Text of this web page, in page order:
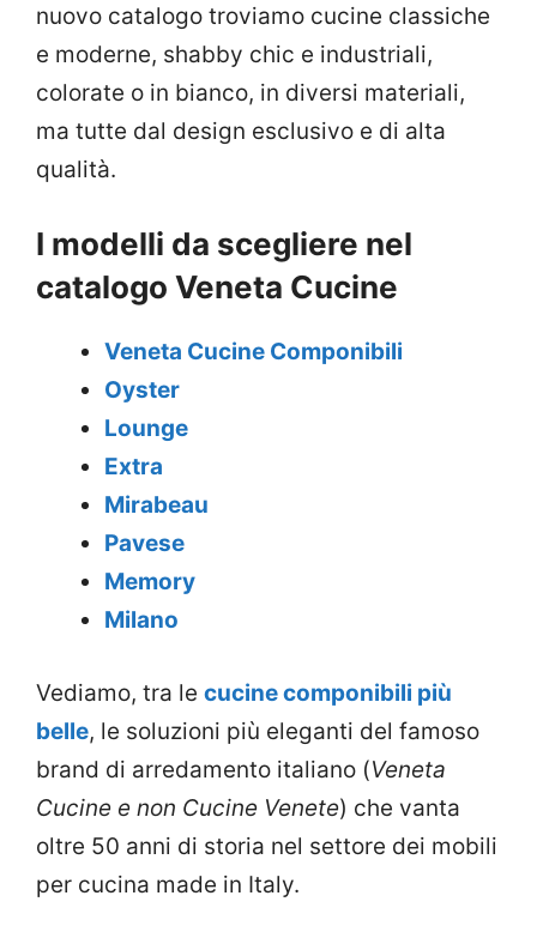
nuovo catalogo troviamo cucine classiche
e moderne, shabby chic e industriali,
colorate o in bianco, in diversi materiali,
ma tutte dal design esclusivo e di alta
qualità.
I modelli da scegliere nel
catalogo Veneta Cucine
Veneta Cucine Componibili
Oyster
Lounge
Extra
Mirabeau
Pavese
Memory
Milano
Vediamo, tra le cucine componibili più
belle, le soluzioni più eleganti del famoso
brand di arredamento italiano (Veneta
Cucine e non Cucine Venete) che vanta
oltre 50 anni di storia nel settore dei mobili
per cucina made in Italy.